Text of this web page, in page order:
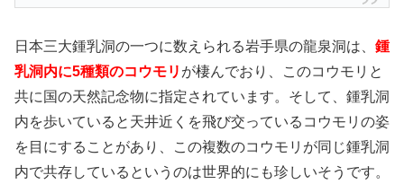
日本三大鍾乳洞の一つに数えられる岩手県の龍泉洞は、 鍾
乳洞内に5種類のコウモリ が棲んでおり、このコウモリと
共に国の天然記念物に指定されています。そして、鍾乳洞
内を歩いていると天井近くを飛び交っているコウモリの姿
を目にすることがあり、この複数のコウモリが同じ鍾乳洞
内で共存しているというのは世界的にも珍しいそうです。